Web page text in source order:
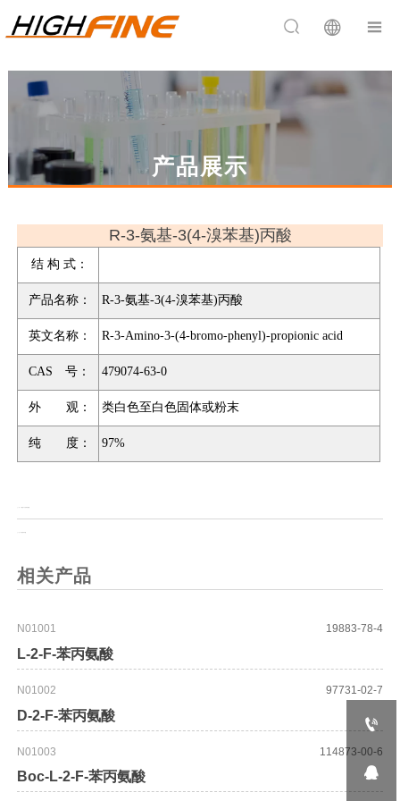
 
产品展示
R-3-氨基-3(4-溴苯基)丙酸
结 构 式：
产品名称： R-3-氨基-3(4-溴苯基)丙酸
英文名称： R-3-Amino-3-(4-bromo-phenyl)-propionic acid
CAS 号： 479074-63-0
外 观： 类白色至白色固体或粉末
纯 度： 97%
相关产品
N01001
L-2-F-苯丙氨酸
19883-78-4
N01002
D-2-F-苯丙氨酸
97731-02-7
N01003
Boc-L-2-F-苯丙氨酸
114873-00-6

